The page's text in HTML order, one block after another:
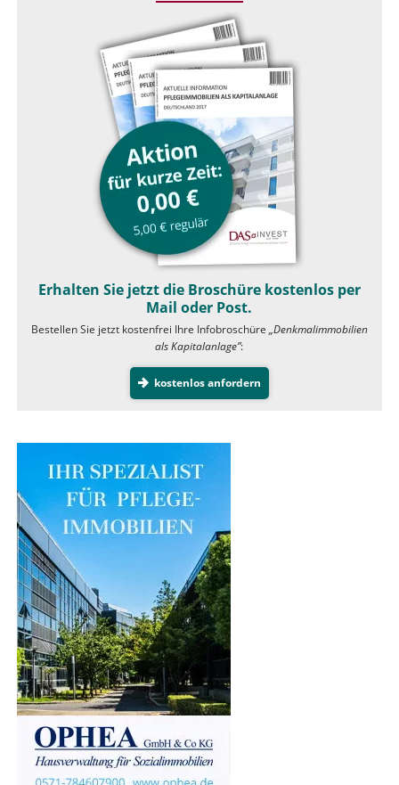
Erhalten Sie jetzt die Broschüre kostenlos per
Mail oder Post.
Bestellen Sie jetzt kostenfrei Ihre Infobroschüre „Denkmalimmobilien
als Kapitalanlage”:
kostenlos anfordern